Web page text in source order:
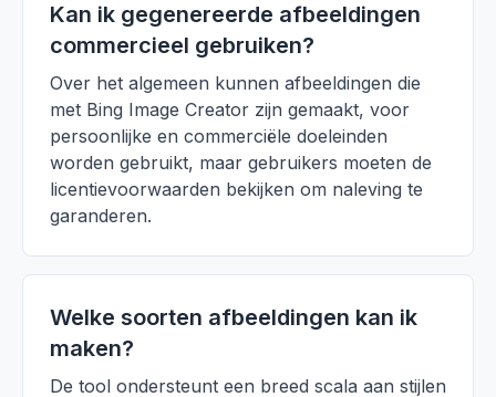
Kan ik gegenereerde afbeeldingen
commercieel gebruiken?
Over het algemeen kunnen afbeeldingen die
met Bing Image Creator zijn gemaakt, voor
persoonlijke en commerciële doeleinden
worden gebruikt, maar gebruikers moeten de
licentievoorwaarden bekijken om naleving te
garanderen.
Welke soorten afbeeldingen kan ik
maken?
De tool ondersteunt een breed scala aan stijlen